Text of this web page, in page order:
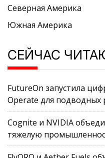
Северная Америка
Южная Америка
СЕЙЧАС
FutureOn запустила
Operate для подводных
Cognite и NVIDIA
тяжелую